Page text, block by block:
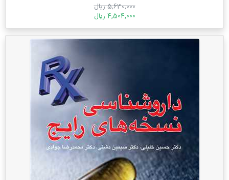
5,630,000 ریال
4,504,000 ریال